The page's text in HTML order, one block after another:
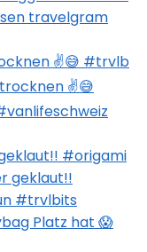
✌️😅 #trvlb
#origami
Platz hat 😱